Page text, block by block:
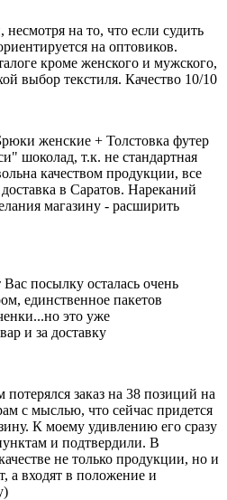
на то, что если судить
на оптовиков.
кроме женского и мужского,
выбор текстиля. Качество 10/10
женские + Толстовка футер
шоколад, т.к. не стандартная
качеством продукции, все
в Саратов. Нареканий
магазину - расширить
посылку осталась очень
единственное пакетов
это уже
и за доставку
заказ на 38 позиций на
с мыслью, что сейчас придется
К моему удивлению его сразу
и подтвердили. В
не только продукции, но и
а входят в положение и